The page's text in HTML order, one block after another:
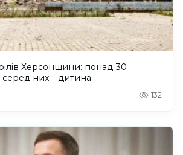
Херсонщини: понад 30
них – дитина
132